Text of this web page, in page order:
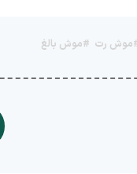
رت #موش بالغ